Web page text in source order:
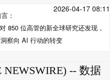
2026-04-17 08:11
：
850 位高管的新全球研究还发现，
察向 AI 行动的转变
NEWSWIRE) -- 数据